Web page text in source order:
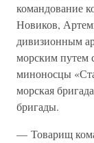
командование
Новиков,
дивизионным
морским путем
миноносцы
морская
бригады.
— Товарищ